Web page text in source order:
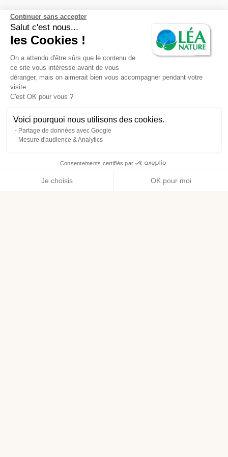
RUBRIQUES
Actus Beauté & Hygiène
Actus Alimentation
Actus Santé & Bien être
Actus Engagement
Continuer sans accepter
Salut c'est nous...
les Cookies !
On a attendu d'être sûrs que le contenu de
ce site vous intéresse avant de vous
déranger, mais on aimerait bien vous accompagner pendant votre
visite...
C'est OK pour vous ?
Voici pourquoi nous utilisons des cookies.
Partage de données avec Google
Mesure d'audience & Analytics
Consentements certifiés par
Je choisis OK pour moi